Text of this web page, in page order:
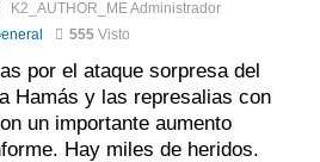
K2_AUTHOR_MEAdministrador
555 Visto
por el ataque sorpresa del
Hamás y las represalias con
un importante aumento
Hay miles de heridos.